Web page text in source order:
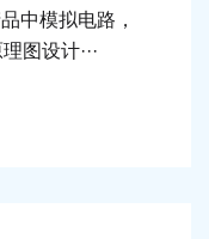
中模拟电路，
图设计···